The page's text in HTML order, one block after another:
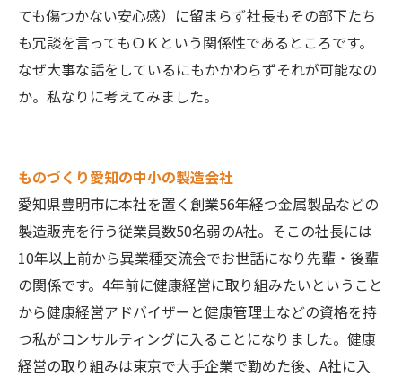
ても傷つかない安心感）に留まらず社長もその部下たち
も冗談を言ってもＯＫという関係性であるところです。
なぜ大事な話をしているにもかかわらずそれが可能なの
か。私なりに考えてみました。
ものづくり愛知の中小の製造会社
愛知県豊明市に本社を置く創業56年経つ金属製品などの
製造販売を行う従業員数50名弱のA社。そこの社長には
10年以上前から異業種交流会でお世話になり先輩・後輩
の関係です。4年前に健康経営に取り組みたいということ
から健康経営アドバイザーと健康管理士などの資格を持
つ私がコンサルティングに入ることになりました。健康
経営の取り組みは東京で大手企業で勤めた後、A社に入